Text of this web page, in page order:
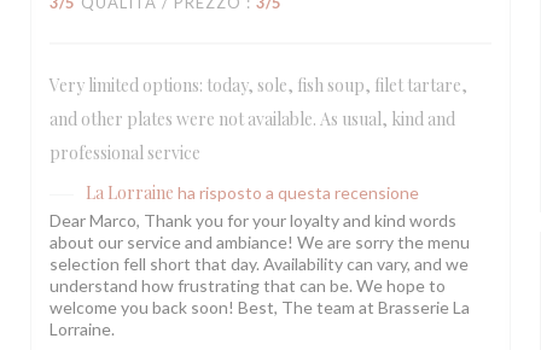
Very limited options: today, sole, fish soup, filet tartare,
and other plates were not available. As usual, kind and
professional service
La Lorraine ha risposto a questa recensione
Dear Marco, Thank you for your loyalty and kind words
about our service and ambiance! We are sorry the menu
selection fell short that day. Availability can vary, and we
understand how frustrating that can be. We hope to
welcome you back soon! Best, The team at Brasserie La
Lorraine.